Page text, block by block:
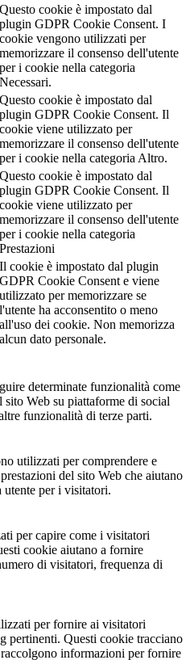
Questo cookie è impostato dal
plugin GDPR Cookie Consent. I
cookie vengono utilizzati per
memorizzare il consenso dell'utente
per i cookie nella categoria
Necessari.
Questo cookie è impostato dal
plugin GDPR Cookie Consent. Il
cookie viene utilizzato per
memorizzare il consenso dell'utente
per i cookie nella categoria Altro.
Questo cookie è impostato dal
plugin GDPR Cookie Consent. Il
cookie viene utilizzato per
memorizzare il consenso dell'utente
per i cookie nella categoria
Prestazioni
Il cookie è impostato dal plugin
GDPR Cookie Consent e viene
utilizzato per memorizzare se
l'utente ha acconsentito o meno
all'uso dei cookie. Non memorizza
alcun dato personale.
determinate funzionalità come
Web su piattaforme di social
funzionalità di terze parti.
utilizzati per comprendere e
del sito Web che aiutano
utente per i visitatori.
per capire come i visitatori
cookie aiutano a fornire
di visitatori, frequenza di
per fornire ai visitatori
pertinenti. Questi cookie tracciano
informazioni per fornire